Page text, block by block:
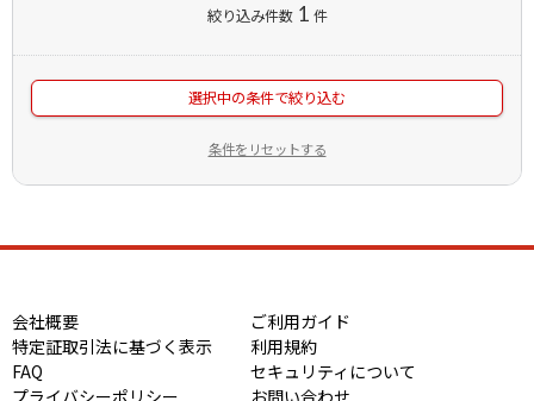
絞り込み件数 1 件
選択中の条件で絞り込む
条件をリセットする
会社概要
ご利用ガイド
特定証取引法に基づく表示
利用規約
FAQ
セキュリティについて